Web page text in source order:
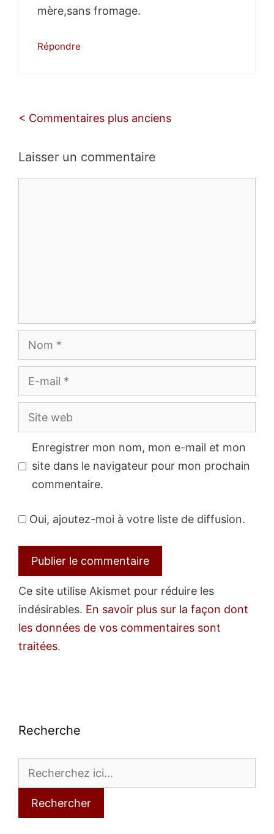
mère,sans fromage.
Répondre
Navigation
commentaires
< Commentaires plus anciens
Laisser un commentaire
Nom
E-
mail
Site
web
Enregistrer mon nom, mon e-mail et mon
site dans le navigateur pour mon prochain
commentaire.
Oui, ajoutez-moi à votre liste de diffusion.
Ce site utilise Akismet pour réduire les
indésirables. En savoir plus sur la façon dont
les données de vos commentaires sont
traitées.
Recherche
Rechercher